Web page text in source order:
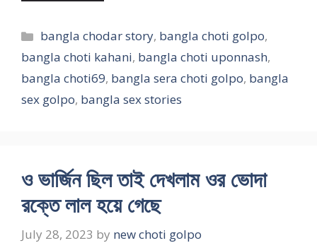
Categories
bangla chodar story, bangla choti golpo,
bangla choti kahani, bangla choti uponnash,
bangla choti69, bangla sera choti golpo, bangla
sex golpo, bangla sex stories
ও ভার্জিন ছিল তাই দেখলাম ওর ভোদা
রক্তে লাল হয়ে গেছে
July 28, 2023 by new choti golpo